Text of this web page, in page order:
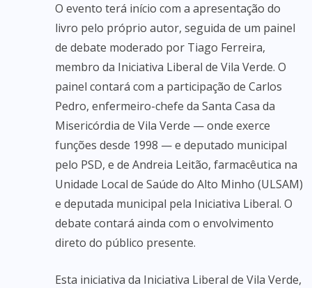
O evento terá início com a apresentação do
livro pelo próprio autor, seguida de um painel
de debate moderado por Tiago Ferreira,
membro da Iniciativa Liberal de Vila Verde. O
painel contará com a participação de Carlos
Pedro, enfermeiro-chefe da Santa Casa da
Misericórdia de Vila Verde — onde exerce
funções desde 1998 — e deputado municipal
pelo PSD, e de Andreia Leitão, farmacêutica na
Unidade Local de Saúde do Alto Minho (ULSAM)
e deputada municipal pela Iniciativa Liberal. O
debate contará ainda com o envolvimento
direto do público presente.
Esta iniciativa da Iniciativa Liberal de Vila Verde,